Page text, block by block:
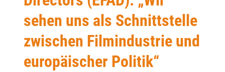
sehen uns als Schnittstelle
zwischen Filmindustrie und
europäischer Politik“